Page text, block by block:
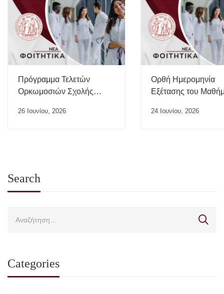
Πρόγραμμα Τελετών
Ορκωμοσιών Σχολής
Ιούλιος 2026
26 Ιουνίου, 2026
Ορθή Ημερομηνία
Εξέτασης του
24 Ιουνίου, 2026
Search
Categories